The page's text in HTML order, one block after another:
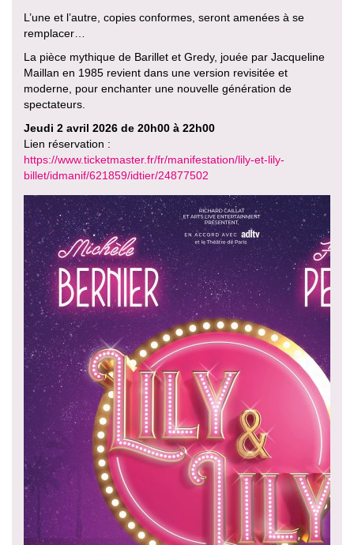
L’une et l’autre, copies conformes, seront amenées à se
remplacer…
La pièce mythique de Barillet et Gredy, jouée par Jacqueline
Maillan en 1985 revient dans une version revisitée et
moderne, pour enchanter une nouvelle génération de
spectateurs.
Jeudi 2 avril 2026 de 20h00 à 22h00
Lien réservation :
https://www.ticketmaster.fr/fr/manifestation/lily-et-lily-
billet/idmanif/621859/idtier/24877502